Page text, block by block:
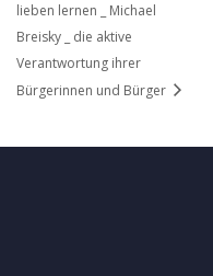
lieben lernen _ Michael
Breisky _ die aktive
Verantwortung ihrer
Bürgerinnen und Bürger